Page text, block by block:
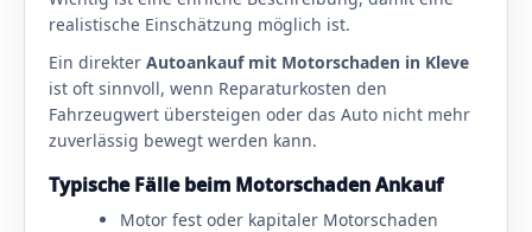
realistische Einschätzung möglich ist.
Ein direkter Autoankauf mit Motorschaden in Kleve
ist oft sinnvoll, wenn Reparaturkosten den
Fahrzeugwert übersteigen oder das Auto nicht mehr
zuverlässig bewegt werden kann.
Typische Fälle beim Motorschaden Ankauf
Motor fest oder kapitaler Motorschaden